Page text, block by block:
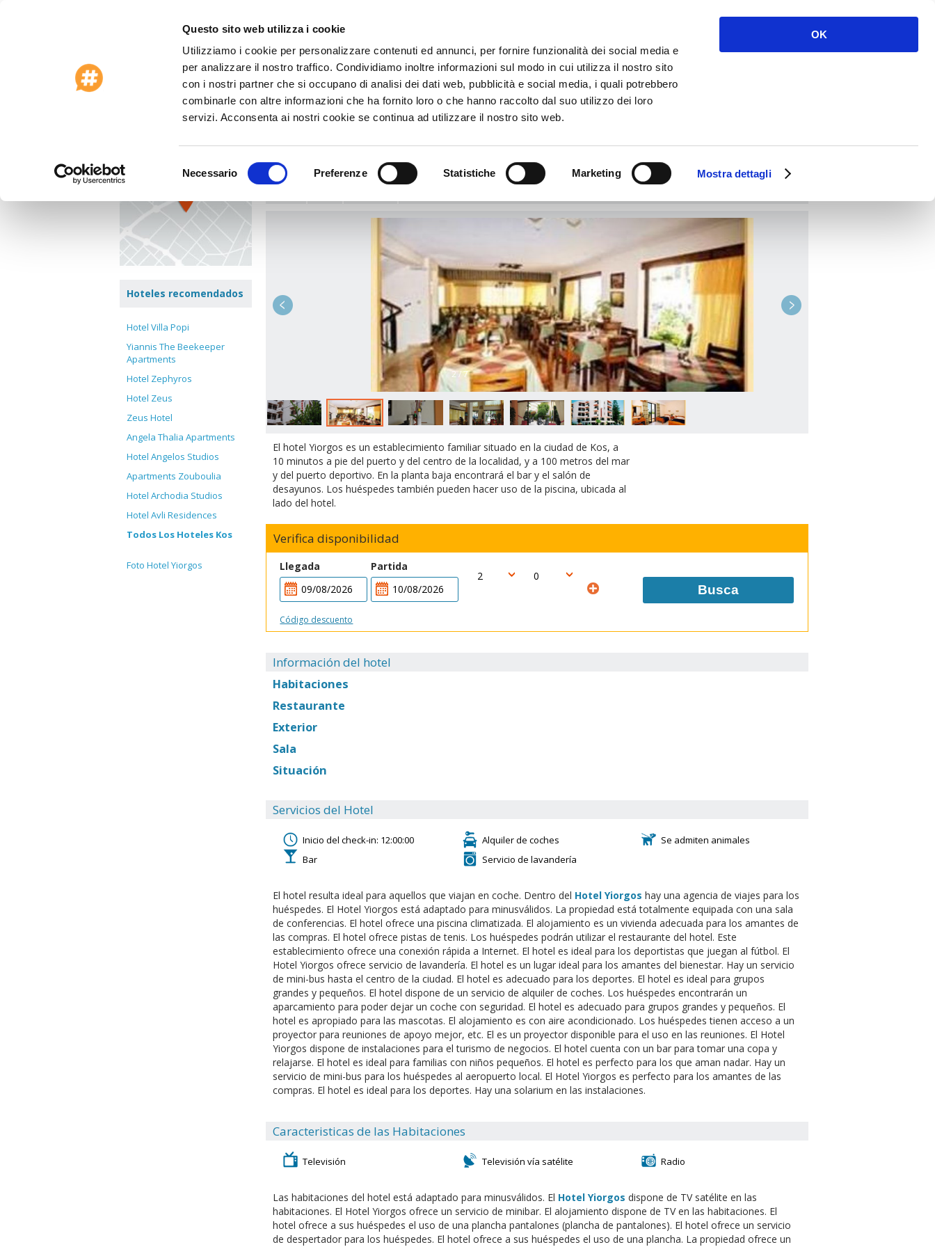
Questo sito web utilizza i cookie
Utilizziamo i cookie per personalizzare contenuti ed annunci, per fornire funzionalità dei social media e
per analizzare il nostro traffico. Condividiamo inoltre informazioni sul modo in cui utilizza il nostro sito
con i nostri partner che si occupano di analisi dei dati web, pubblicità e social media, i quali potrebbero
combinarle con altre informazioni che ha fornito loro o che hanno raccolto dal suo utilizzo dei loro
servizi. Acconsenta ai nostri cookie se continua ad utilizzare il nostro sito web.
del
Necessario Preferenze Statistiche Marketing Mostra dettagli
OK
Asistencia al cliente
Página principal> Grecia >Kos>Hotel Yiorgos
Hotel Yiorgos
Zona:Kos
2 / 7
El hotel Yiorgos es un establecimiento familiar situado en la ciudad de Kos, a
10 minutos a pie del puerto y del centro de la localidad, y a 100 metros del mar
y del puerto deportivo. En la planta baja encontrará el bar y el salón de
desayunos. Los huéspedes también pueden hacer uso de la piscina, ubicada al
lado del hotel.
Verifica disponibilidad
Llegada Partida
Busca
Código descuento
Información del hotel
Habitaciones
Restaurante
Exterior
Sala
Situación
Servicios del Hotel
Inicio del check-in: 12:00:00 Alquiler de coches
Se admiten animales
Bar
Servicio de lavandería
El hotel resulta ideal para aquellos que viajan en coche. Dentro del Hotel Yiorgos hay una agencia de viajes para los
huéspedes. El Hotel Yiorgos está adaptado para minusválidos. La propiedad está totalmente equipada con una sala
de conferencias. El hotel ofrece una piscina climatizada. El alojamiento es un vivienda adecuada para los amantes de
las compras. El hotel ofrece pistas de tenis. Los huéspedes podrán utilizar el restaurante del hotel. Este
establecimiento ofrece una conexión rápida a Internet. El hotel es ideal para los deportistas que juegan al fútbol. El
Hotel Yiorgos ofrece servicio de lavandería. El hotel es un lugar ideal para los amantes del bienestar. Hay un servicio
de mini-bus hasta el centro de la ciudad. El hotel es adecuado para los deportes. El hotel es ideal para grupos
grandes y pequeños. El hotel dispone de un servicio de alquiler de coches. Los huéspedes encontrarán un
aparcamiento para poder dejar un coche con seguridad. El hotel es adecuado para grupos grandes y pequeños. El
hotel es apropiado para las mascotas. El alojamiento es con aire acondicionado. Los huéspedes tienen acceso a un
proyector para reuniones de apoyo mejor, etc. El es un proyector disponible para el uso en las reuniones. El Hotel
Yiorgos dispone de instalaciones para el turismo de negocios. El hotel cuenta con un bar para tomar una copa y
relajarse. El hotel es ideal para familias con niños pequeños. El hotel es perfecto para los que aman nadar. Hay un
servicio de mini-bus para los huéspedes al aeropuerto local. El Hotel Yiorgos es perfecto para los amantes de las
compras. El hotel es ideal para los deportes. Hay una solarium en las instalaciones.
Caracteristicas de las Habitaciones
Televisión Televisión vía satélite Radio
Las habitaciones del hotel está adaptado para minusválidos. El Hotel Yiorgos dispone de TV satélite en las
habitaciones. El Hotel Yiorgos ofrece un servicio de minibar. El alojamiento dispone de TV en las habitaciones. El
hotel ofrece a sus huéspedes el uso de una plancha pantalones (plancha de pantalones). El hotel ofrece un servicio
de despertador para los huéspedes. El hotel ofrece a sus huéspedes el uso de una plancha. La propiedad ofrece un
Hoteles recomendados
Hotel Villa Popi
Yiannis The Beekeeper
Apartments
Hotel Zephyros
Hotel Zeus
Zeus Hotel
Angela Thalia Apartments
Hotel Angelos Studios
Apartments Zouboulia
Hotel Archodia Studios
Hotel Avli Residences
Todos Los Hoteles Kos
Foto Hotel Yiorgos